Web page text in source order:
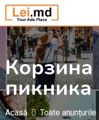
Săriți
la
conținut
Корзина
пикника
Acasă Toate anunțurile